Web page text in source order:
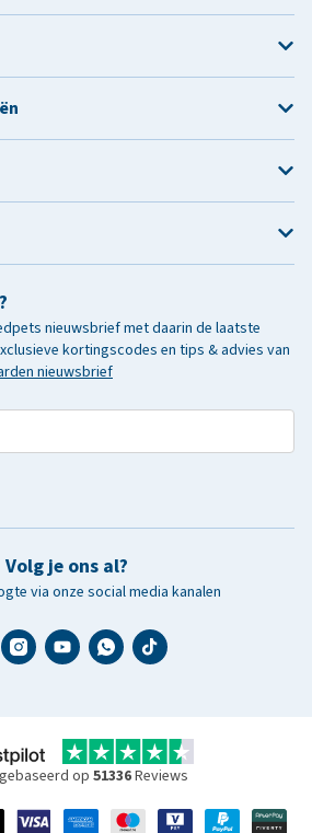
nieuwsbrief met daarin de laatste
kortingscodes en tips & advies van
nieuwsbrief
Volg je ons al?
via onze social media kanalen
op 51336Reviews